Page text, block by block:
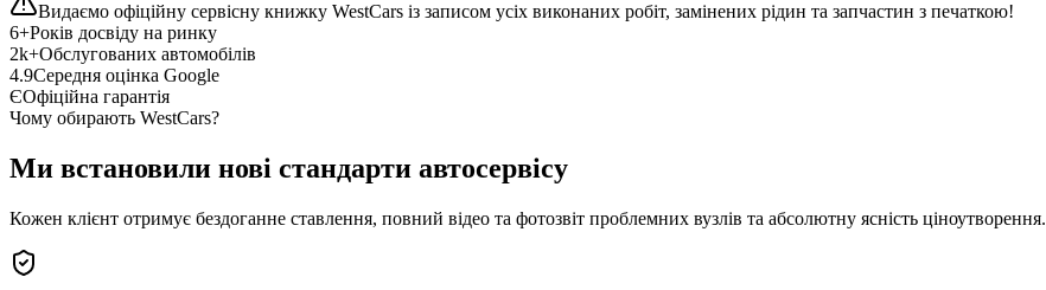
Видаємо офіційну сервісну книжку WestCars із записом усіх виконаних робіт, замінених рідин та запчастин з печаткою!
6+Років досвіду на ринку
2k+Обслугованих автомобілів
4.9Середня оцінка Google
ЄОфіційна гарантія
Чому обирають WestCars?
Ми встановили нові стандарти автосервісу
Кожен клієнт отримує бездоганне ставлення, повний відео та фотозвіт проблемних вузлів та абсолютну ясність ціноутворення.